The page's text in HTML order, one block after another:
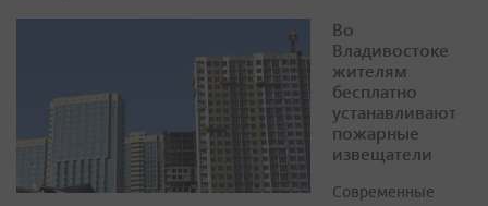
Во
Владивостоке
жителям
бесплатно
устанавливают
пожарные
извещатели
Современные